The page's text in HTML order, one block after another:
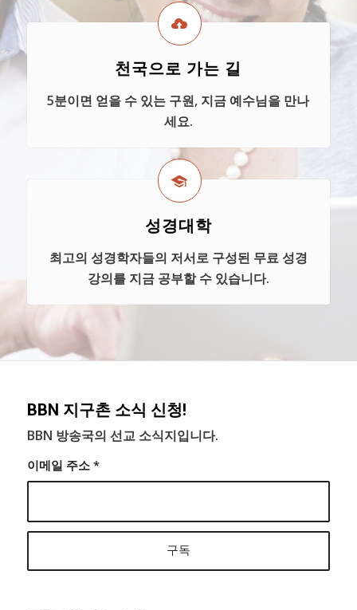
천국으로 가는 길
5분이면 얻을 수 있는 구원, 지금 예수님을 만나
세요.
성경대학
최고의 성경학자들의 저서로 구성된 무료 성경
강의를 지금 공부할 수 있습니다.
BBN 지구촌 소식 신청!
BBN 방송국의 선교 소식지입니다.
이메일 주소 *